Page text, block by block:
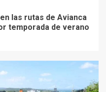
las rutas de Avianca
temporada de verano